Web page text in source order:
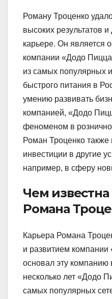
Роману Троценко
высоких результатов
карьере. Он является
компании «Додо
из самых популярных
быстрого питания в
умению развивать
компанией, «Додо
феноменом в
Роман Троценко также
инвестиции в другие
например, в сферу
Чем известна
Романа
Карьера Романа
и развитием
основал эту компанию
несколько лет «Додо
самых популярных